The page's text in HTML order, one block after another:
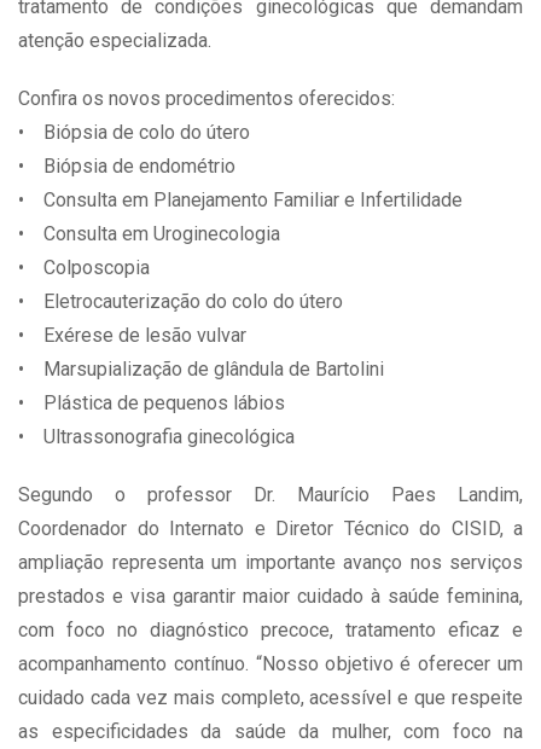
tratamento de condições ginecológicas que demandam
atenção especializada.
Confira os novos procedimentos oferecidos:
• Biópsia de colo do útero
• Biópsia de endométrio
• Consulta em Planejamento Familiar e Infertilidade
• Consulta em Uroginecologia
• Colposcopia
• Eletrocauterização do colo do útero
• Exérese de lesão vulvar
• Marsupialização de glândula de Bartolini
• Plástica de pequenos lábios
• Ultrassonografia ginecológica
Segundo o professor Dr. Maurício Paes Landim,
Coordenador do Internato e Diretor Técnico do CISID, a
ampliação representa um importante avanço nos serviços
prestados e visa garantir maior cuidado à saúde feminina,
com foco no diagnóstico precoce, tratamento eficaz e
acompanhamento contínuo. “Nosso objetivo é oferecer um
cuidado cada vez mais completo, acessível e que respeite
as especificidades da saúde da mulher, com foco na